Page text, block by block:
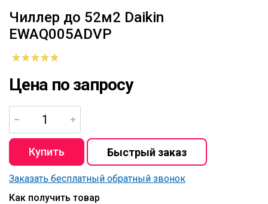
Чиллер до 52м2 Daikin
EWAQ005ADVP
Цена по запросу
Заказать бесплатный обратный звонок
Как получить товар